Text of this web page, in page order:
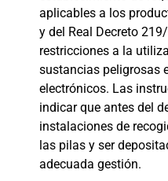
aplicables a los
y del Real Decreto
restricciones a la
sustancias peligrosas
electrónicos. Las
indicar que antes del
instalaciones de
las pilas y ser
adecuada gestión.